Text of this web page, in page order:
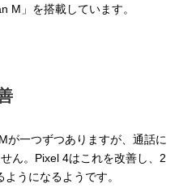
M」を搭載しています。
が一つずつありますが、通話に
ん。Pixel 4はこれを改善し、2
うになるようです。